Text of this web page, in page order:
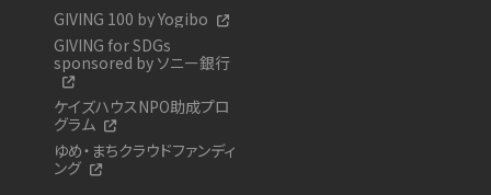
GIVING 100 by Yogibo
GIVING for SDGs
sponsored by ソニー銀行
ケイズハウスNPO助成プロ
グラム
ゆめ・まちクラウドファンディ
ング